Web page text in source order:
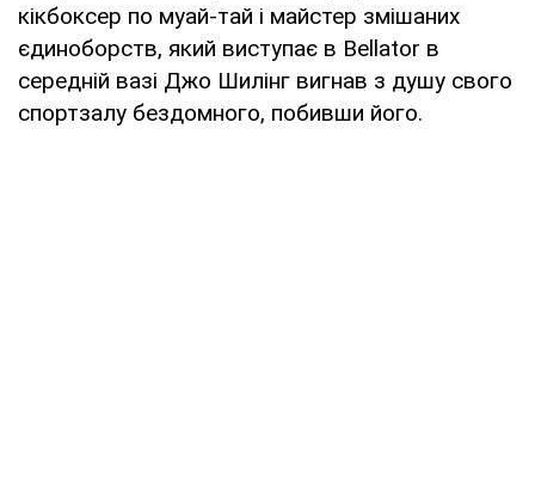
кікбоксер по муай-тай і майстер змішаних
єдиноборств, який виступає в Bellator в
середній вазі Джо Шилінг вигнав з душу свого
спортзалу бездомного, побивши його.